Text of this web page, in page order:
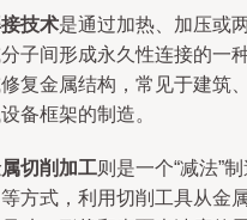
技术是通过加热、加压或
子间形成永久性连接的一
复金属结构，常见于建筑
备框架的制造。
切削加工则是一个“减法”
方式，利用切削工具从金